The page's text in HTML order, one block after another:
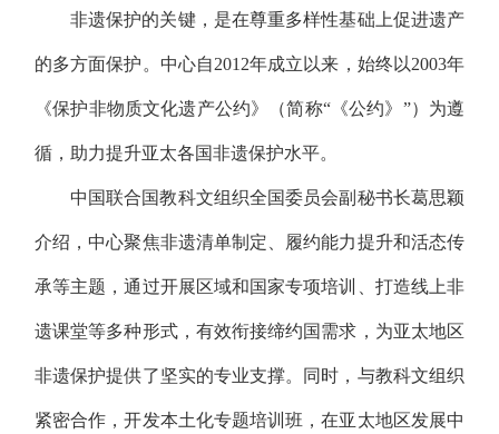
非遗保护的关键，是在尊重多样性基础上促进遗产
的多方面保护。中心自2012年成立以来，始终以2003年
《保护非物质文化遗产公约》（简称“《公约》”）为遵
循，助力提升亚太各国非遗保护水平。
中国联合国教科文组织全国委员会副秘书长葛思颖
介绍，中心聚焦非遗清单制定、履约能力提升和活态传
承等主题，通过开展区域和国家专项培训、打造线上非
遗课堂等多种形式，有效衔接缔约国需求，为亚太地区
非遗保护提供了坚实的专业支撑。同时，与教科文组织
紧密合作，开发本土化专题培训班，在亚太地区发展中